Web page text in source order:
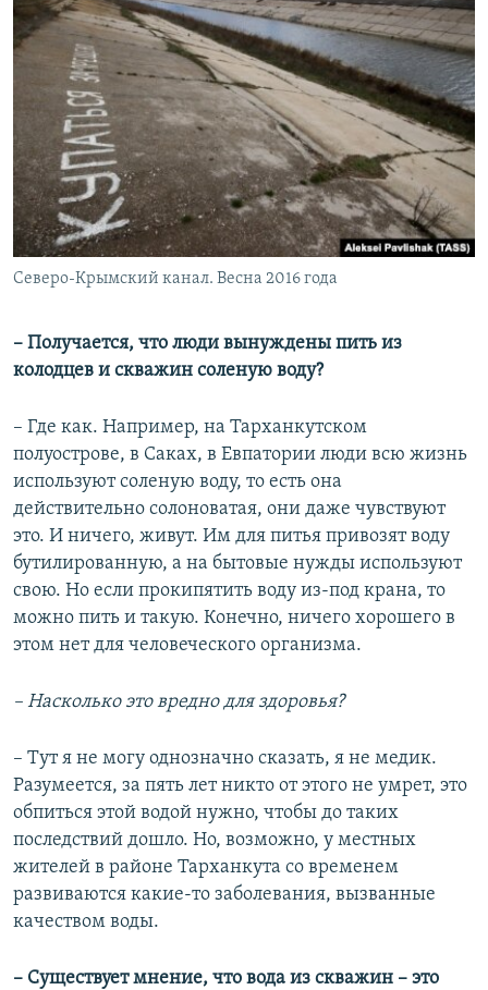
Северо-Крымский канал. Весна 2016 года
– Получается, что люди вынуждены пить из
колодцев и скважин соленую воду?
– Где как. Например, на Тарханкутском
полуострове, в Саках, в Евпатории люди всю жизнь
используют соленую воду, то есть она
действительно солоноватая, они даже чувствуют
это. И ничего, живут. Им для питья привозят воду
бутилированную, а на бытовые нужды используют
свою. Но если прокипятить воду из-под крана, то
можно пить и такую. Конечно, ничего хорошего в
этом нет для человеческого организма.
– Насколько это вредно для здоровья?
– Тут я не могу однозначно сказать, я не медик.
Разумеется, за пять лет никто от этого не умрет, это
обпиться этой водой нужно, чтобы до таких
последствий дошло. Но, возможно, у местных
жителей в районе Тарханкута со временем
развиваются какие-то заболевания, вызванные
качеством воды.
– Существует мнение, что вода из скважин – это